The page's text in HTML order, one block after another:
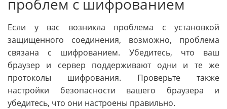
проблем с шифрованием
Если у вас возникла проблема с установкой
защищенного соединения, возможно, проблема
связана с шифрованием. Убедитесь, что ваш
браузер и сервер поддерживают одни и те же
протоколы шифрования. Проверьте также
настройки безопасности вашего браузера и
убедитесь, что они настроены правильно.